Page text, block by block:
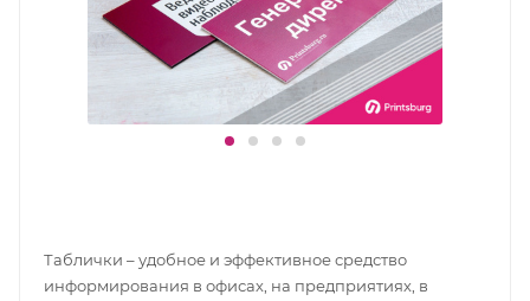
Таблички – удобное и эффективное средство
информирования в офисах, на предприятиях, в